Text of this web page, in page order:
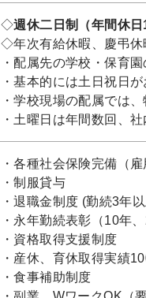
◇週休二日制（年間休日
◇年次有給休暇、慶弔
・配属先の学校・保育
・基本的には土日祝日が
・学校現場の配属では
・土曜日は年間数回、
・各種社会保険完備（
・制服貸与
・退職金制度 (勤続3年以
・永年勤続表彰（10年、
・資格取得支援制度
・産休、育休取得実績
・食事補助制度